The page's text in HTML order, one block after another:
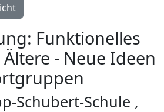
Funktionelles
- Neue Ideen
Schubert-Schule ,